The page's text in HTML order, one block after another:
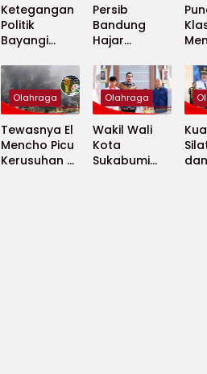
Ketegangan
Politik
Bayangi
Piala Dunia
2026
Persib
Bandung
Hajar
United 5-0,
Perkuat
Puncak
Klasemen BRI
Super
League
Olahraga
Tewasnya El
Mencho Picu
Kerusuhan di
Olahraga
Wakil Wali
Kota
Sukabumi
dan